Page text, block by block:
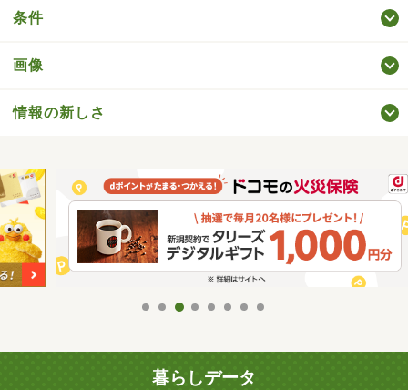
条件
画像
情報の新しさ
暮らしデータ